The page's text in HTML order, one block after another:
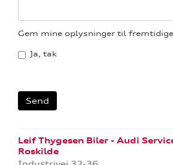
Gem mine oplysninger til
Ja, tak
Leif Thygesen Biler - Audi
Roskilde